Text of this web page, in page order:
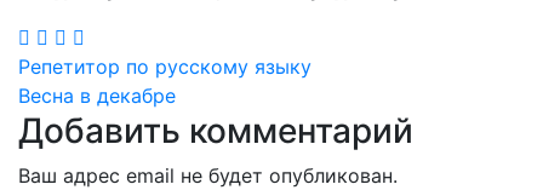
Навигация
по
записям
Репетитор по русскому языку
Весна в декабре
Добавить комментарий
Ваш адрес email не будет опубликован.